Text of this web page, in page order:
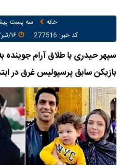
خانه
سه پست
کد خبر: 277516
سپهر حیدری با طلاق آرام
بازیکن سابق پرسپولیس غرق در